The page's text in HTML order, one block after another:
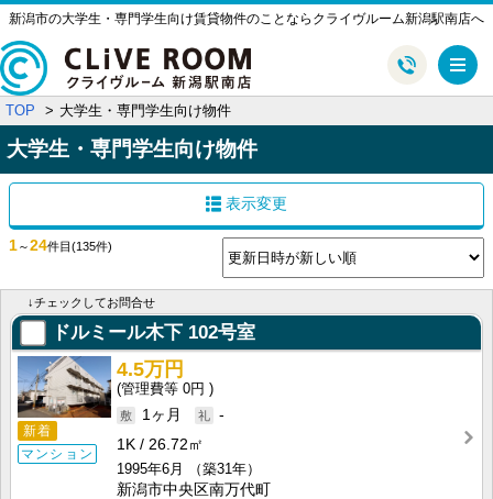
新潟市の大学生・専門学生向け賃貸物件のことならクライヴルーム新潟駅南店へ
TOP 大学生・専門学生向け物件
大学生・専門学生向け物件
表示変更
1～24件目 (135件)
↓チェックしてお問合せ
ドルミール木下 102号室
新着
マンション
4.5万円
0円
1ヶ月
-
1K
26.72㎡
1995年6月
（築31年）
新潟市中央区南万代町